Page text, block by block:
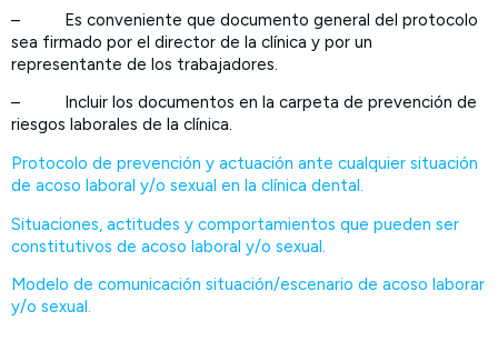
– Es conveniente que documento general del protocolo
sea firmado por el director de la clínica y por un
representante de los trabajadores.
– Incluir los documentos en la carpeta de prevención de
riesgos laborales de la clínica.
Protocolo de prevención y actuación ante cualquier situación
de acoso laboral y/o sexual en la clínica dental.
Situaciones, actitudes y comportamientos que pueden ser
constitutivos de acoso laboral y/o sexual.
Modelo de comunicación situación/escenario de acoso laborar
y/o sexual.